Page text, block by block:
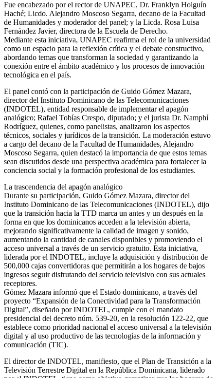
Fue encabezado por el rector de UNAPEC, Dr. Franklyn Holguín
Haché; Licdo. Alejandro Moscoso Segarra, decano de la Facultad
de Humanidades y moderador del panel; y la Licda. Rosa Luisa
Fernández Javier, directora de la Escuela de Derecho.
Mediante esta iniciativa, UNAPEC reafirma el rol de la universidad
como un espacio para la reflexión crítica y el debate constructivo,
abordando temas que transforman la sociedad y garantizando la
conexión entre el ámbito académico y los procesos de innovación
tecnológica en el país.
El panel contó con la participación de Guido Gómez Mazara,
director del Instituto Dominicano de las Telecomunicaciones
(INDOTEL), entidad responsable de implementar el apagón
analógico; Rafael Tobías Crespo, diputado; y el jurista Dr. Namphí
Rodríguez, quienes, como panelistas, analizaron los aspectos
técnicos, sociales y jurídicos de la transición. La moderación estuvo
a cargo del decano de la Facultad de Humanidades, Alejandro
Moscoso Segarra, quien destacó la importancia de que estos temas
sean discutidos desde una perspectiva académica para fortalecer la
conciencia social y la formación profesional de los estudiantes.
La trascendencia del apagón analógico
Durante su participación, Guido Gómez Mazara, director del
Instituto Dominicano de las Telecomunicaciones (INDOTEL), dijo
que la transición hacia la TTD marca un antes y un después en la
forma en que los dominicanos acceden a la televisión abierta,
mejorando significativamente la calidad de imagen y sonido,
aumentando la cantidad de canales disponibles y promoviendo el
acceso universal a través de un servicio gratuito. Esta iniciativa,
liderada por el INDOTEL, incluye la adquisición y distribución de
500,000 cajas convertidoras que permitirán a los hogares de bajos
ingresos seguir disfrutando del servicio televisivo con sus actuales
receptores.
Gómez Mazara informó que el Estado dominicano, a través del
proyecto “Expansión de la Conectividad para la Transformación
Digital”, diseñado por INDOTEL, cumple con el mandato
presidencial del decreto núm. 539-20, en la resolución 122-22, que
establece como prioridad nacional el acceso universal a la televisión
digital y al uso productivo de las tecnologías de la información y
comunicación (TIC).
El director de INDOTEL, manifiesto, que el Plan de Transición a la
Televisión Terrestre Digital en la República Dominicana, liderado